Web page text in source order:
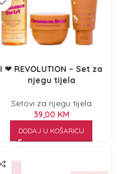
I ❤ REVOLUTION – Set za
njegu tijela
Setovi za njegu tijela
39,00 KM
DODAJ U KOŠARICU